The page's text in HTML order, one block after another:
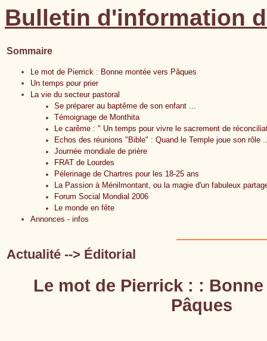
Bulletin d'information
Sommaire
Le mot de Pierrick : Bonne montée vers Pâques
Un temps pour prier
La vie du secteur pastoral
Se préparer au baptême de son enfant ...
Témoignage de Monthita
Le carême : " Un temps pour vivre le sacrement de
Echos des réunions "Bible" : Quand le Temple joue son rôle
Journée mondiale de prière
FRAT de Lourdes
Pélerinage de Chartres pour les 18-25 ans
La Passion à Ménilmontant, ou la magie d'un fabuleux
Forum Social Mondial 2006
Le monde en fête
Annonces - infos
Actualité --> Éditorial
Le mot de Pierrick : :
Pâques